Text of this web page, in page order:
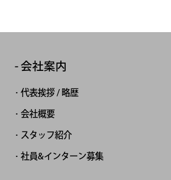
会社案内
代表挨拶 / 略歴
会社概要
スタッフ紹介
社員&インターン募集